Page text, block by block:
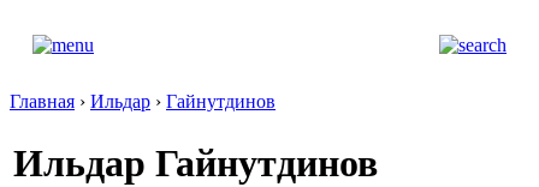
Главная › Ильдар › Гайнутдинов
Ильдар Гайнутдинов